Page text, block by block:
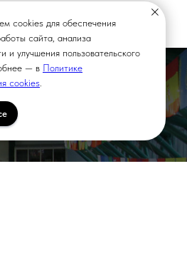
cookies для обеспечения
сайта, анализа
и улучшения пользовательского
— в Политике
cookies.